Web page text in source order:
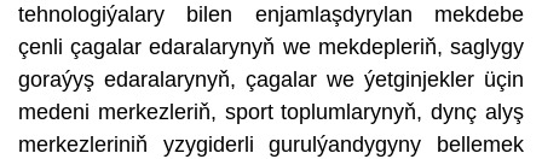
tehnologiýalary bilen enjamlaşdyrylan mekdebe
çenli çagalar edaralarynyň we mekdepleriň, saglygy
goraýyş edaralarynyň, çagalar we ýetginjekler üçin
medeni merkezleriň, sport toplumlarynyň, dynç alyş
merkezleriniň yzygiderli gurulýandygyny bellemek